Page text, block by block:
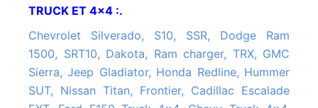
TRUCK ET 4x4 :.
Chevrolet Silverado, S10, SSR, Dodge Ram
1500, SRT10, Dakota, Ram charger, TRX, GMC
Sierra, Jeep Gladiator, Honda Redline, Hummer
SUT, Nissan Titan, Frontier, Cadillac Escalade